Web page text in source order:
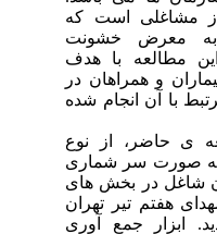
است که
خشونت
با هدف
در
انجام شده
از نوع
سر شماری
در بخش های
تهران
جمع آوری